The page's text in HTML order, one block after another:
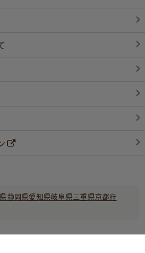
静岡県愛知県岐阜県三重県京都府